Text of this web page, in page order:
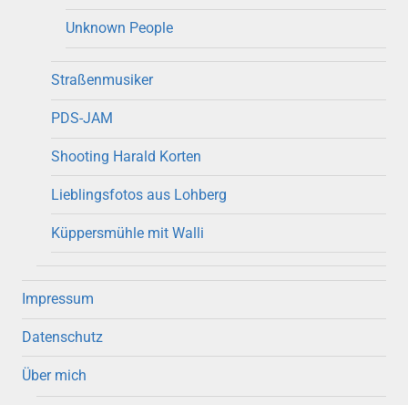
Unknown People
Straßenmusiker
PDS-JAM
Shooting Harald Korten
Lieblingsfotos aus Lohberg
Küppersmühle mit Walli
Impressum
Datenschutz
Über mich